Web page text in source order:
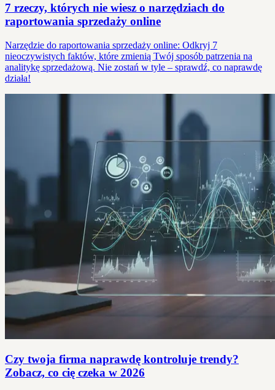
7 rzeczy, których nie wiesz o narzędziach do
raportowania sprzedaży online
Narzędzie do raportowania sprzedaży online: Odkryj 7
nieoczywistych faktów, które zmienią Twój sposób patrzenia na
analitykę sprzedażową. Nie zostań w tyle – sprawdź, co naprawdę
działa!
Czy twoja firma naprawdę kontroluje trendy?
Zobacz, co cię czeka w 2026